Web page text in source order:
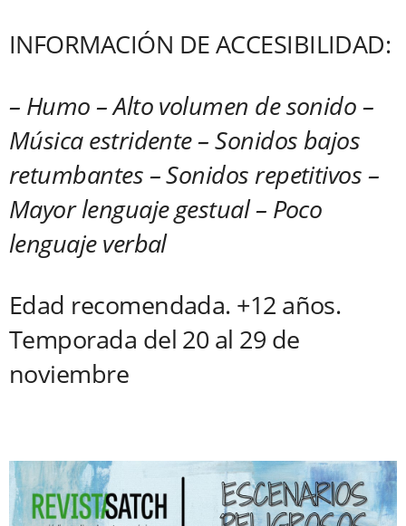
INFORMACIÓN DE ACCESIBILIDAD:
– Humo – Alto volumen de sonido –
Música estridente – Sonidos bajos
retumbantes – Sonidos repetitivos –
Mayor lenguaje gestual – Poco
lenguaje verbal
Edad recomendada. +12 años.
Temporada del 20 al 29 de
noviembre